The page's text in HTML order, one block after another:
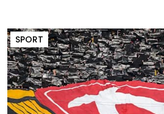
SPORT